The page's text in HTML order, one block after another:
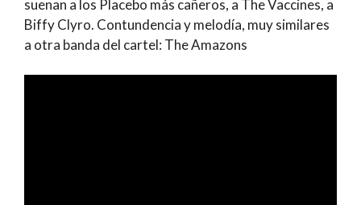
suenan a los Placebo más cañeros, a The Vaccines, a
Biffy Clyro. Contundencia y melodía, muy similares
a otra banda del cartel: The Amazons